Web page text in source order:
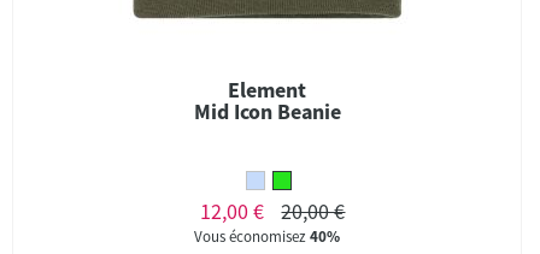
Element
Mid Icon Beanie
12,00 € 20,00 €
Vous économisez40%